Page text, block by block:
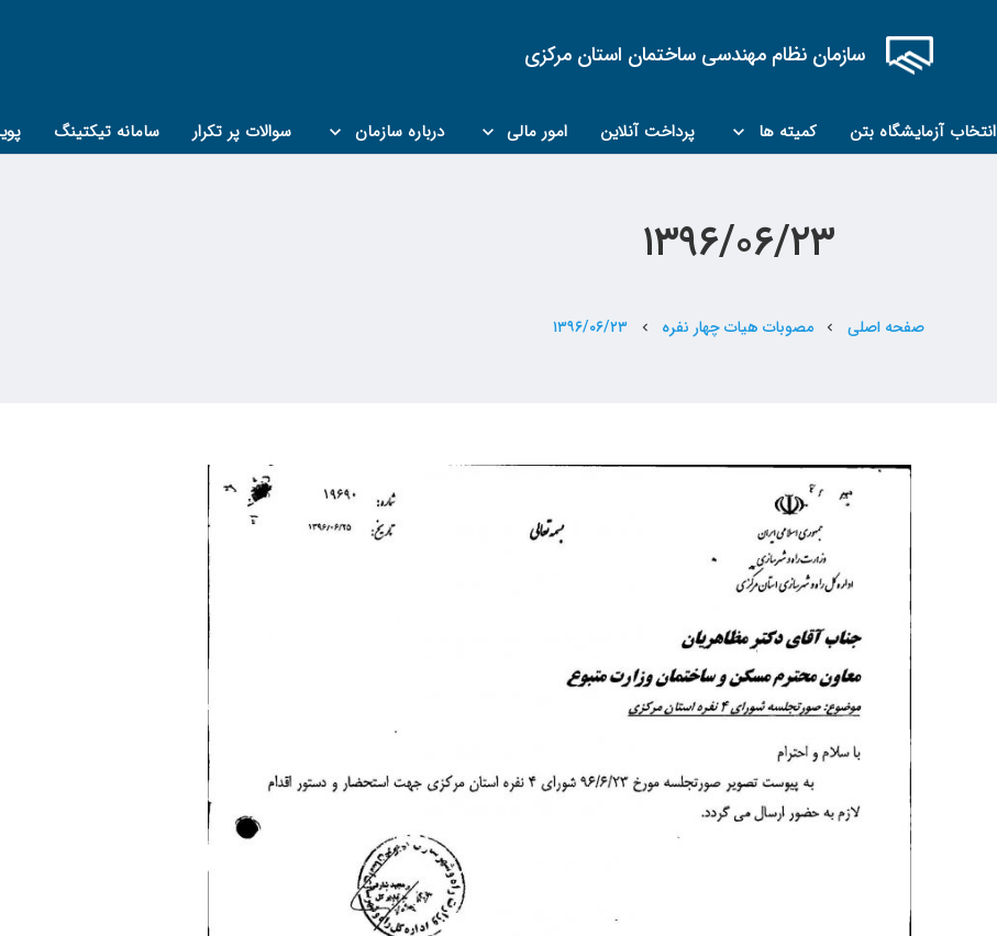
سازمان نظام مهندسی ساختمان استان مرکزی
انتخاب آزمایشگاه بتن کمیته ها پرداخت آنلاین امور مالی درباره سازمان سوالات پر تکرار سامانه تیکتینگ
۱۳۹۶/۰۶/۲۳
صفحه اصلی chevron_left مصوبات هیات چهار نفره chevron_left ۱۳۹۶/۰۶/۲۳